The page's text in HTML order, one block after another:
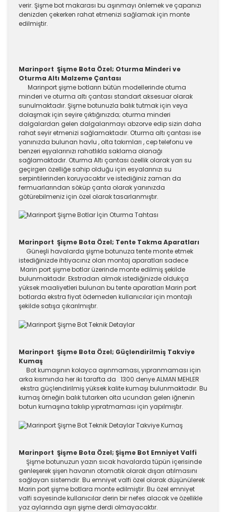
verir. Şişme bot makarası bu aşınmayı önlemek ve çapanızı
denizden çekerken rahat etmenizi sağlamak için monte
edilmiştir.
Marinport Şişme Bota Özel; Oturma Minderi ve
Oturma Altı Malzeme Çantası
Marinport şişme botların bütün modellerinde otuma
minderi ve oturma altı çantası standart aksesuar olarak
sunulmaktadır. Şişme botunuzla balık tutmak için veya
dolaşmak için seyire çıktığınızda; oturma minderi
dalgalardan gelen dalgalanmayı abzorve edip sizin daha
rahat seyir etmenizi sağlamaktadır. Oturma altı çantası ise
yanınızda bulunan havlu , olta takımları , cep telefonu ve
benzeri eşyalarınızı rahatlıkla saklama olanağı
sağlamaktadır. Oturma Altı çantası özellik olarak yarı su
geçirgen özelliğe sahip olduğu için esyalarınızı su
serpintilerinden koruyacaktır ve istediğiniz zaman da
fermuarlarından söküp çanta olarak yanınızda
götürebilmeniz için özel olarak tasarlanmıştır.
Marinport Şişme Bota Özel; Tente Takma Aparatları
Güneşli havalarda şişme botunuza tente monte etmek
istediğinizde ihtiyacınız olan montaj aparatları sadece
Marin port şişme botlar üzerinde monte edilmiş şekilde
bulunmaktadır. Ekstradan almak istediğinizde oldukça
yüksek maaliyetleri bulunan bu tente aparatları Marin port
botlarda ekstra fiyat ödemeden kullanıcılar için montajlı
şekilde satışa çıkarılmıştır.
Marinport Şişme Bota Özel; Güçlendirilmiş Takviye
Kumaş
Bot kumaşının kolayca aşınmaması, yıpranmaması için
arka kısmında her iki tarafta da 1300 denye ALMAN MEHLER
ekstra güçlendirilmiş yüksek kalite kumaşı bulunmaktadır. Bu
kumaş örneğin balık tutarken olta ucundan gelen iğnenin
botun kumaşına takılıp yıpratmaması için yapılmıştır.
Marinport Şişme Bota Özel; Şişme Bot Emniyet Valfi
Şişme botunuzun yazın sıcak havalarda tüpün içerisinde
genleşerek şişen havanın otomatik olarak dışarı atılmasını
sağlayan sistemdir. Bu emniyet valfi özel olarak düşünülerek
Marin port şişme botlara monte edilmiştir. Bu özel emniyet
valfi sayesinde kullanıcılar derin bir nefes alacak ve özellikle
yaz aylarında aşırı şişme derdi olmayacaktır.